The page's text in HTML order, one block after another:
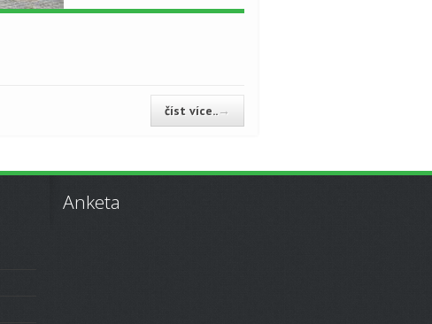
číst více..→
Anketa